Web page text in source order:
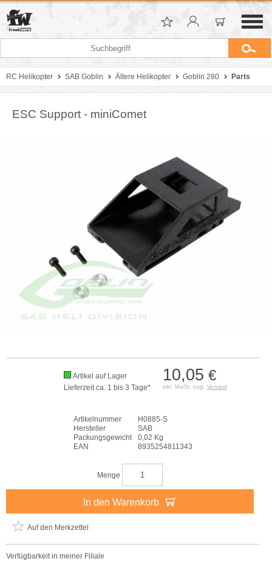
RC Helikopter SAB Goblin Ältere Helikopter Goblin 280 Parts
ESC Support - miniComet
10,05 €
inkl. MwSt. zzgl. Versand
Artikel auf Lager
Lieferzeit ca. 1 bis 3 Tage*
Artikelnummer
H0885-S
Hersteller
SAB
Packungsgewicht
0,02 Kg
EAN
8935254811343
Menge
In den Warenkorb
Auf den Merkzettel
Verfügbarkeit in meiner Filiale